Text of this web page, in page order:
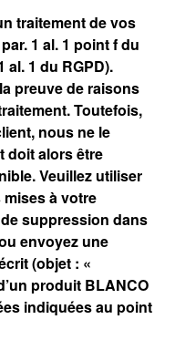
traitement de vos
1 al. 1 point f du
al. 1 du RGPD).
preuve de raisons
Toutefois,
nous ne le
doit alors être
Veuillez utiliser
à votre
suppression dans
envoyez une
(objet : «
produit BLANCO
indiquées au point